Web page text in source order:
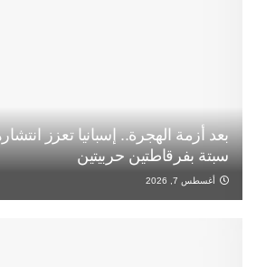
بعد أزمة الهجرة.. إسبانيا تعزز
سبتة بفرقاطتين حربيتين
أغسطس 7, 2026